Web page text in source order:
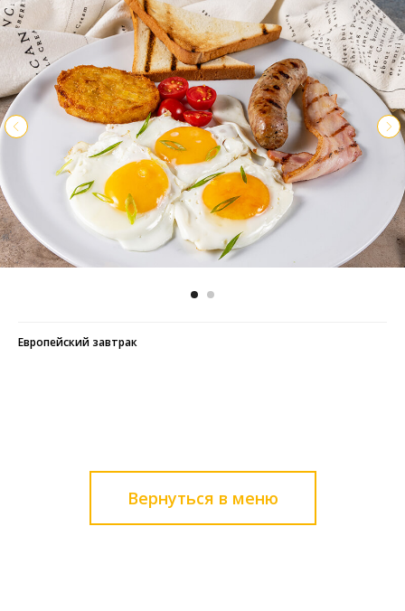
Европейский завтрак
Вернуться в меню